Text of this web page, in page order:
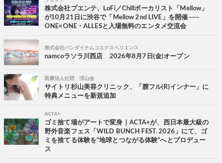
株式会社プエンテ、LoFi／Chillボーカリスト「Mellow」
が10月21日に渋谷で「Mellow 2nd LIVE」を開催 ──
ONE×ONE・ALLESと入場無料のエンタメ交流会
株式会社バンダイナムコエクスペリエンス
namcoラソラ川西店 2026年8月7日(金)オープン
医療法人社団 渓山会
サイトリ杉山美容クリニック、「膣フル(R)インナー」に
特典メニューを新規追加
ACTA+
ゴミ捨て場がアートで変身｜ACTA+が、西日本最大級の
野外音楽フェス「WILD BUNCH FEST. 2026」にて、ゴ
ミを捨てる体験を“地球とつながる体験”へとプロデュー
ス